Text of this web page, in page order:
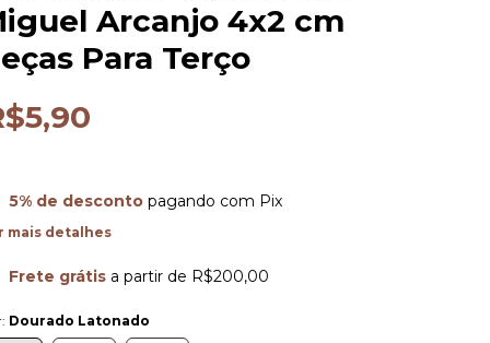
Arcanjo 4x2 cm
Para Terço
5% de descontopagando com Pix
mais detalhes
Frete grátis a partir de R$200,00
Dourado Latonado